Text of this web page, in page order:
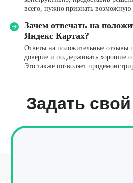
всего, нужно признать
Зачем отвечать на
Яндекс Картах?
Ответы на положительные отзывы
доверие и поддерживать хорошие
Это также позволяет
Название компании
Телефон*
+7
Комментарий